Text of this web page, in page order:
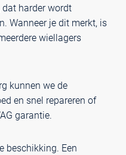
harder wordt
Wanneer je dit merkt, is
wiellagers
kunnen we de
en snel repareren of
garantie.
beschikking. Een